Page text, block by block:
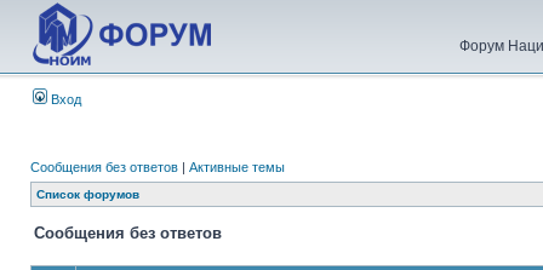
Форум
Вход
Сообщения без ответов | Активные темы
Список форумов
Сообщения без ответов